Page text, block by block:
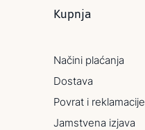
Kupnja
Načini plaćanja
Dostava
Povrat i reklamacije
Jamstvena izjava